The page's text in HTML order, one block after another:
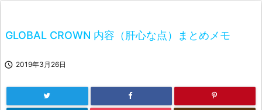
GLOBAL CROWN 内容（肝心な点）まとめメモ
 2019年3月26日